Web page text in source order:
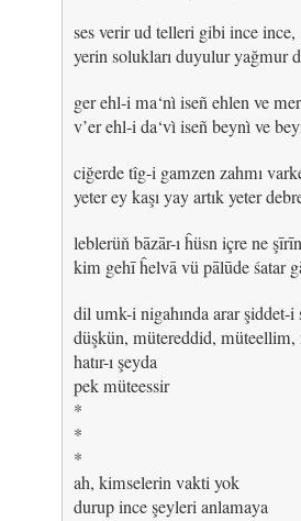
ses verir ud telleri gibi ince ince,
yerin solukları duyulur yağmur
ger ehl-i ma‘nì iseñ ehlen ve
v’er ehl-i da‘vì iseñ beynì ve
ciğerde tîg-i gamzen zahmı
yeter ey kaşı yay artık yeter
leblerüň bāzār-ı ĥüsn içre ne
kim gehī ĥelvā vü pālūde śatar
dil umk-i nigahında arar şiddet-i
düşkün, mütereddid, müteellim,
hatır-ı şeyda
pek müteessir
*
*
*
ah, kimselerin vakti yok
durup ince şeyleri anlamaya